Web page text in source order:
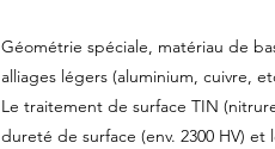
Géométrie spéciale, matériau de
alliages légers (aluminium, cuivre,
Le traitement de surface TIN
dureté de surface (env. 2300 HV)